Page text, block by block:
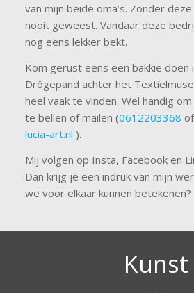
van mijn beide oma’s. Zonder
nooit geweest. Vandaar deze
nog eens lekker bekt.
Kom gerust eens een bakkie doen
Drögepand achter het
heel vaak te vinden. Wel handig
te bellen of mailen (0612203368 of
lucia-art.nl ).
Mij volgen op Insta, Facebook en
Dan krijg je een indruk van mijn
we voor elkaar kunnen betekenen?
Kunst